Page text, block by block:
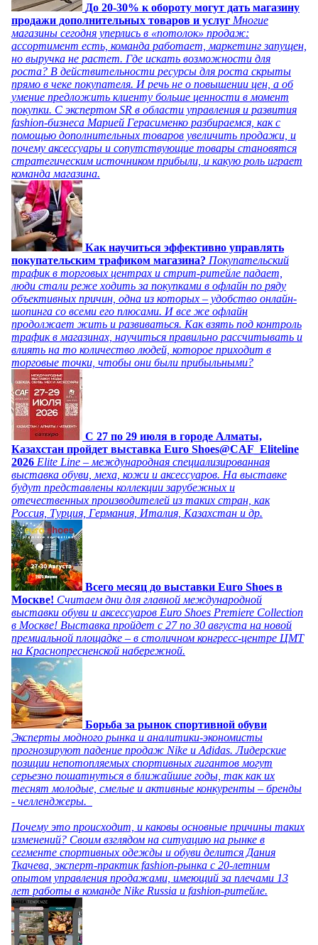
До 20-30% к обороту могут дать магазину
продажи дополнительных товаров и услуг Многие
магазины сегодня уперлись в «потолок» продаж:
ассортимент есть, команда работает, маркетинг запущен,
но выручка не растет. Где искать возможности для
роста? В действительности ресурсы для роста скрыты
прямо в чеке покупателя. И речь не о повышении цен, а об
умение предложить клиенту больше ценности в момент
покупки. С экспертом SR в области управления и развития
fashion-бизнеса Марией Герасименко разбираемся, как с
помощью дополнительных товаров увеличить продажи, и
почему аксессуары и сопутствующие товары становятся
стратегическим источником прибыли, и какую роль играет
команда магазина.
Как научиться эффективно управлять
покупательским трафиком магазина? Покупательский
трафик в торговых центрах и стрит-ритейле падает,
люди стали реже ходить за покупками в офлайн по ряду
объективных причин, одна из которых – удобство онлайн-
шопинга со всеми его плюсами. И все же офлайн
продолжает жить и развиваться. Как взять под контроль
трафик в магазинах, научиться правильно рассчитывать и
влиять на то количество людей, которое приходит в
торговые точки, чтобы они были прибыльными?
C 27 по 29 июля в городе Алматы,
Казахстан пройдет выставка Euro Shoes@CAF_Eliteline
2026 Elite Line – международная специализированная
выставка обуви, меха, кожи и аксессуаров. На выставке
будут представлены коллекции зарубежных и
отечественных производителей из таких стран, как
Россия, Турция, Германия, Италия, Казахстан и др.
Всего месяц до выставки Euro Shoes в
Москве! Считаем дни для главной международной
выставки обуви и аксессуаров Euro Shoes Premiere Collection
в Москве! Выставка пройдет с 27 по 30 августа на новой
премиальной площадке – в столичном конгресс-центре ЦМТ
на Краснопресненской набережной.
Борьба за рынок спортивной обуви
Эксперты модного рынка и аналитики-экономисты
прогнозируют падение продаж Nike и Adidas. Лидерские
позиции непотопляемых спортивных гигантов могут
серьезно пошатнуться в ближайшие годы, так как их
теснят молодые, смелые и активные конкуренты – бренды
- челленджеры.
Почему это происходит, и каковы основные причины таких
изменений? Своим взглядом на ситуацию на рынке в
сегменте спортивных одежды и обуви делится Дания
Ткачева, эксперт-практик fashion-рынка с 20-летним
опытом управления продажами, имеющий за плечами 13
лет работы в команде Nike Russia и fashion-ритейле.